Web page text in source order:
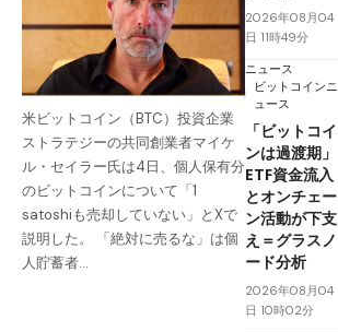
米ビットコイン（BTC）投資企業
ストラテジーの共同創業者マイケ
ル・セイラー氏は4日、個人保有分
のビットコインについて「1
satoshiも売却していない」とXで
説明した。 「絶対に売るな」は個
人貯蓄者…
2026年08月04
日 11時49分
ニュース
ビットコインニ
ュース
「ビットコイ
ンは過渡期」
ETF資金流入
とオンチェー
ン活動が下支
え＝グラスノ
ード分析
2026年08月04
日 10時02分